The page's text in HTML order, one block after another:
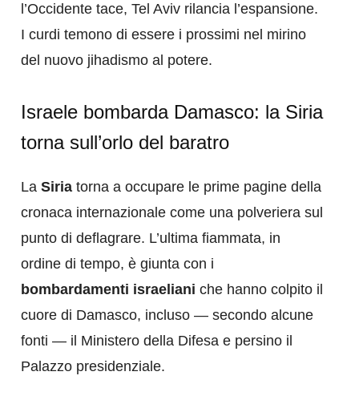
l’Occidente tace, Tel Aviv rilancia l’espansione.
I curdi temono di essere i prossimi nel mirino
del nuovo jihadismo al potere.
Israele bombarda Damasco: la Siria
torna sull’orlo del baratro
La Siria torna a occupare le prime pagine della
cronaca internazionale come una polveriera sul
punto di deflagrare. L’ultima fiammata, in
ordine di tempo, è giunta con i
bombardamenti israeliani che hanno colpito il
cuore di Damasco, incluso — secondo alcune
fonti — il Ministero della Difesa e persino il
Palazzo presidenziale.